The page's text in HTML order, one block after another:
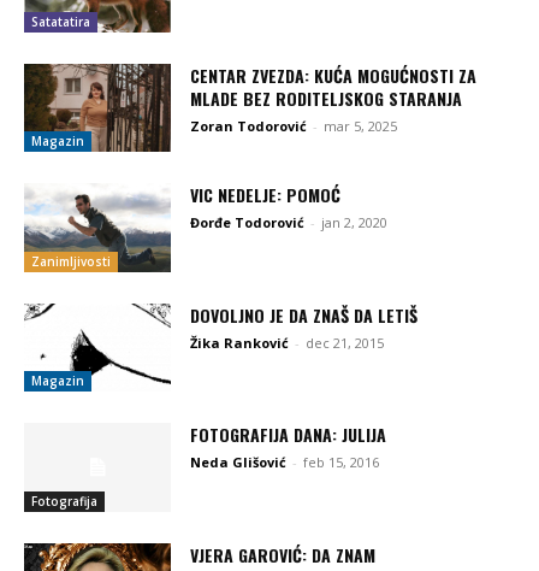
Satatatira
Magazin
CENTAR ZVEZDA: KUĆA MOGUĆNOSTI ZA
MLADE BEZ RODITELJSKOG STARANJA
Zoran Todorović - mar 5, 2025
Zanimljivosti
VIC NEDELJE: POMOĆ
Đorđe Todorović - jan 2, 2020
Magazin
DOVOLJNO JE DA ZNAŠ DA LETIŠ
Žika Ranković - dec 21, 2015
Fotografija
FOTOGRAFIJA DANA: JULIJA
Neda Glišović - feb 15, 2016
VJERA GAROVIĆ: DA ZNAM